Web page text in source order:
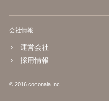
会社情報
運営会社
採用情報
© 2016 coconala Inc.